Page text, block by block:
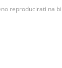
reproducirati na